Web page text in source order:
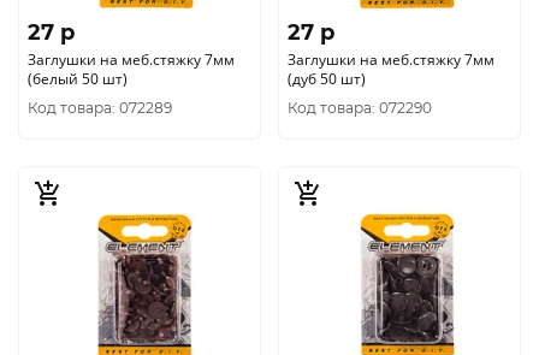
27 p
Заглушки на меб.стяжку 7мм
(белый 50 шт)
Код товара: 072289
27 p
Заглушки на меб.стяжку 7мм
(дуб 50 шт)
Код товара: 072290